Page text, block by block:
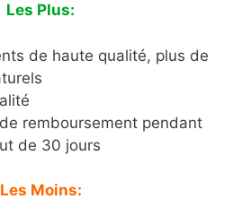
Les Plus:
de haute qualité, plus de
remboursement pendant
de 30 jours
Les Moins: